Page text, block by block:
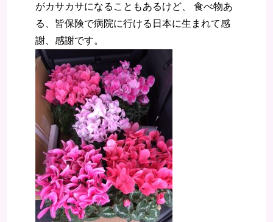
がカサカサになることもあるけど、 食べ物あ
る、皆保険で病院に行ける日本に生まれて感
謝、感謝です。